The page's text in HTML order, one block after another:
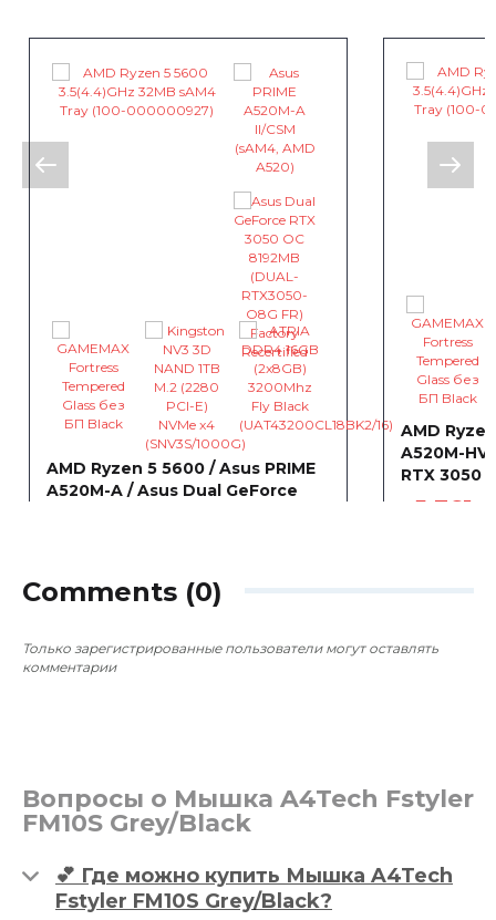
AMD Ryzen 5 5600 / Asus PRIME
A520M-A / Asus Dual GeForce
AMD
A520M-
RTX 3050
~5 761
Comments (0)
Только зарегистрированные пользователи могут оставлять
комментарии
Вопросы о Мышка A4Tech Fstyler
FM10S Grey/Black
💕 Где можно купить Мышка A4Tech
Fstyler FM10S Grey/Black?